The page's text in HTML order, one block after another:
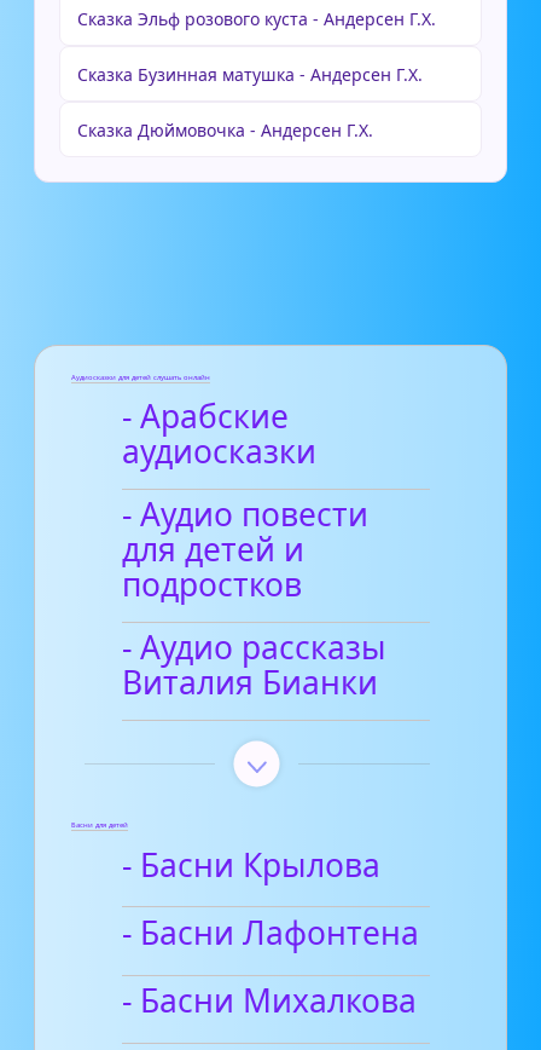
Сказка Эльф розового куста - Андерсен Г.Х.
Сказка Бузинная матушка - Андерсен Г.Х.
Сказка Дюймовочка - Андерсен Г.Х.
Аудиосказки для детей слушать онлайн
- Арабские
аудиосказки
- Аудио повести
для детей и
подростков
- Аудио рассказы
Виталия Бианки
Басни для детей
- Басни Крылова
- Басни Лафонтена
- Басни Михалкова